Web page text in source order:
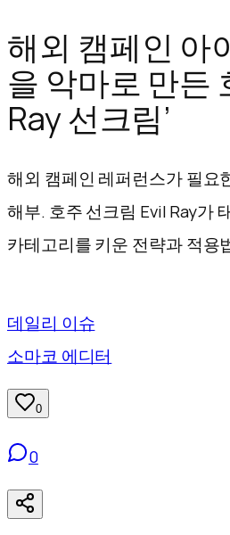
로
바
로
가
해외 캠페인 아
을 악마로 만든
Ray 선크림’
해외 캠페인 레퍼런스가 필요
해부. 호주 선크림 Evil Ray가
카테고리를 키운 전략과 적용
데일리 이슈
소마코 에디터
0
0